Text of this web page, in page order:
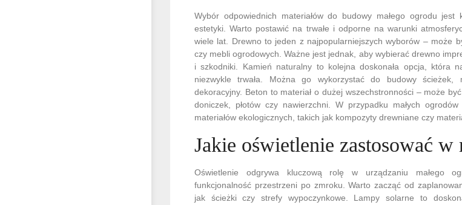
Wybór odpowiednich materiałów do budowy małego ogrodu
estetyki. Warto postawić na trwałe i odporne na warunki
wiele lat. Drewno to jeden z najpopularniejszych wyborów – może
czy mebli ogrodowych. Ważne jest jednak, aby wybierać drewno
i szkodniki. Kamień naturalny to kolejna doskonała opcja, która
niezwykle trwała. Można go wykorzystać do budowy
dekoracyjny. Beton to materiał o dużej wszechstronności – może
doniczek, płotów czy nawierzchni. W przypadku małych
materiałów ekologicznych, takich jak kompozyty drewniane czy
Jakie oświetlenie zastosować w
Oświetlenie odgrywa kluczową rolę w urządzaniu małego
funkcjonalność przestrzeni po zmroku. Warto zacząć od
jak ścieżki czy strefy wypoczynkowe. Lampy solarne to